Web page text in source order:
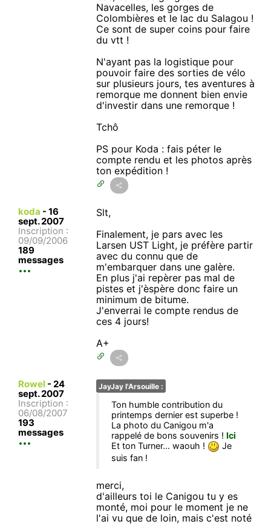
Navacelles, les gorges de
Colombières et le lac du Salagou !
Ce sont de super coins pour faire
du vtt !
N'ayant pas la logistique pour
pouvoir faire des sorties de vélo
sur plusieurs jours, tes aventures à
remorque me donnent bien envie
d'investir dans une remorque !
Tchô
PS pour Koda : fais péter le
compte rendu et les photos après
ton expédition !
koda - 16
sept. 2007
Inscription :
09/09/2006
189
messages
Slt,
Finalement, je pars avec les
Larsen UST Light, je préfère partir
avec du connu que de
m'embarquer dans une galère.
En plus j'ai repèrer pas mal de
pistes et j'èspère donc faire un
minimum de bitume.
J'enverrai le compte rendus de
ces 4 jours!
A+
Rowel - 24
sept. 2007
Inscription :
06/08/2007
193
messages
JayJay l'Arsouille :
Ton humble contribution du
printemps dernier est superbe !
La photo du Canigou m'a
rappelé de bons souvenirs ! Ici
Et ton Turner... waouh !
Je
suis fan !
merci,
d'ailleurs toi le Canigou tu y es
monté, moi pour le moment je ne
l'ai vu que de loin, mais c'est noté